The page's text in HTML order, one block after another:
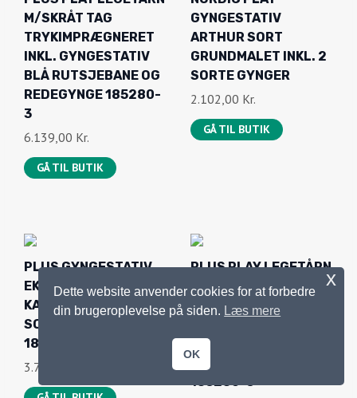
PLUS GYNGESTATIV
EKSKL. GYNGER OG
KARABINHAGER –
SORTGRUNDET
18519-15
3.728,00Kr.
PLUS PLAY LEGETÅRN
M/SKRÅT TAG
TRYKIMPRÆGNERET
RØD RUTSJEBANE OG
PLUS CUBIC
GYNGESTATIV INKL.
RUND REDEGYNGE –
185181-1
STÅL –
PULVERLAKERET
Dette website anvender cookies for at forbedre
din brugeroplevelse på siden. Læs mere
OK
x